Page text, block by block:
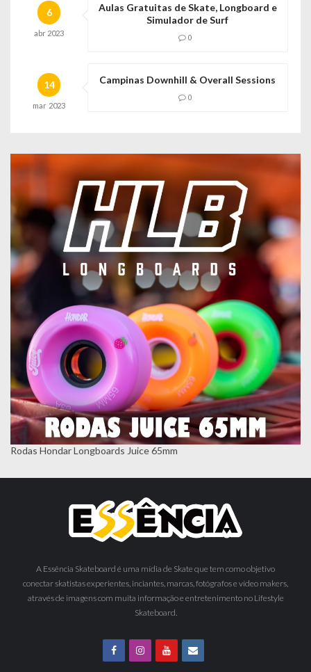
6
abr 2023
Aulas Gratuitas de Skate, Longboard e
Simulador de Surf
0
14
mar 2023
Campinas Downhill & Overall Sessions
0
Rodas Hondar Longboards Juice 65mm
A Essência Skateboard é uma mídia de Skate que tem como objetivo
conectar skatistas experientes, inciantes, marcas, fotógrafos e vídeo makers,
através de imagens com muita informação e entretenimento no Lifestyle
Skateboard.